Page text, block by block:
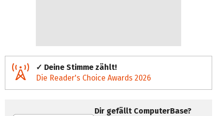
✓ Deine Stimme zählt!
Die Reader's Choice Awards 2026
Dir gefällt ComputerBase?